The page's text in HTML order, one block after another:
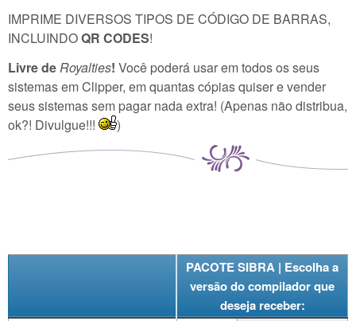
IMPRIME DIVERSOS TIPOS DE CÓDIGO DE BARRAS,
INCLUINDOQR CODES!
Livre deRoyalties! Você poderá usar em todos os seus
sistemas em Clipper, em quantas cópias quiser e vender
seus sistemas sem pagar nada extra! (Apenas não distribua,
ok?! Divulgue!!!
)
PACOTE SIBRA | Escolha a
versão do compilador que
deseja receber: